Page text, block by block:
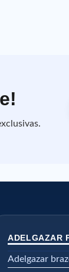
ADELGAZAR
Adelgazar